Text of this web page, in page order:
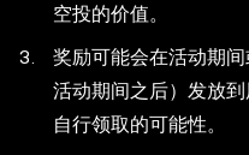
空投的价值。
奖励可能会在活动期
活动期间之后）发放
自行领取的可能性。